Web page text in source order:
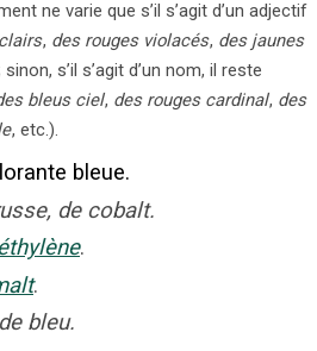
ne varie que s’il s’agit d’un adjectif
, des rouges violacés, des jaunes
sinon, s’il s’agit d’un nom, il reste
bleus ciel, des rouges cardinal, des
, etc.).
bleue.
de cobalt.
.
.
bleu.